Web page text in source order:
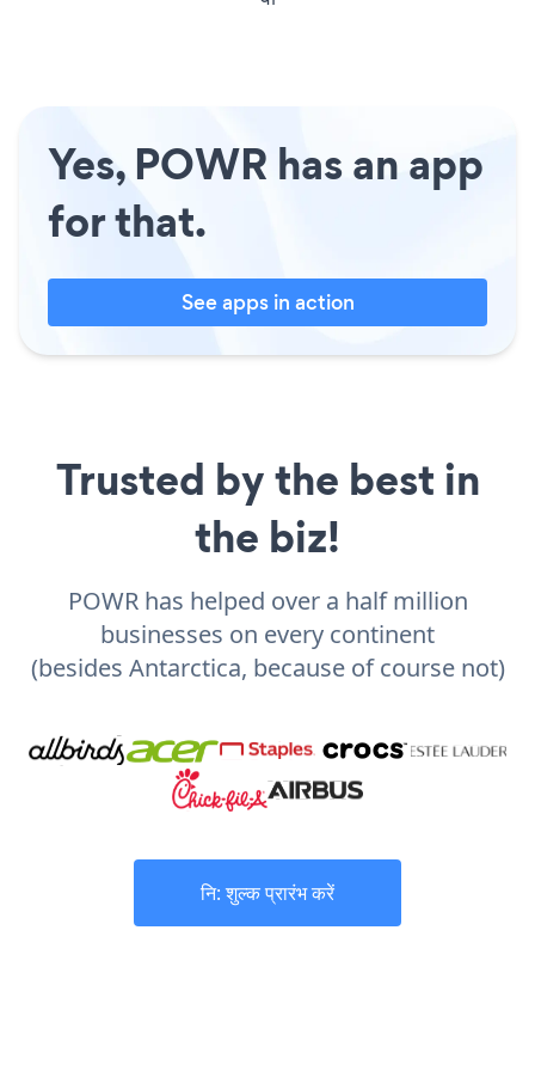
Yes, POWR has an app
for that.
See apps in action
Trusted by the best in
the biz!
POWR has helped over a half million
businesses on every continent
(besides Antarctica, because of course not)
नि: शुल्क प्रारंभ करें